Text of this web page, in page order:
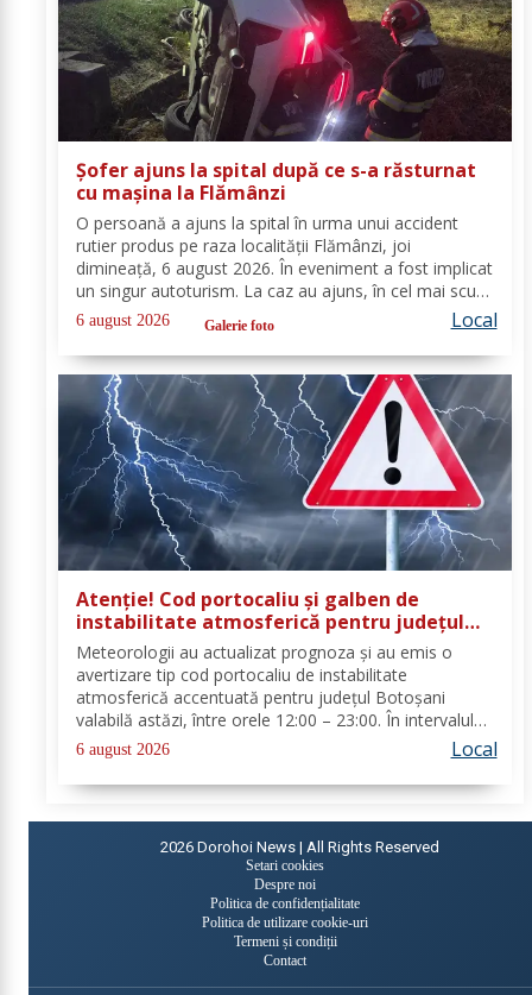
Șofer ajuns la spital după ce s-a răsturnat
cu mașina la Flămânzi
O persoană a ajuns la spital în urma unui accident
rutier produs pe raza localității Flămânzi, joi
dimineață, 6 august 2026. În eveniment a fost implicat
un singur autoturism. La caz au ajuns, în cel mai scurt
timp, pompierii din cadrul Punctului de Lucru Flămânzi,
cu o autospecială de stingere și...
6 august 2026 Galerie foto Local
Atenție! Cod portocaliu și galben de
instabilitate atmosferică pentru județul
Botoșani
Meteorologii au actualizat prognoza și au emis o
avertizare tip cod portocaliu de instabilitate
atmosferică accentuată pentru județul Botoșani
valabilă astăzi, între orele 12:00 – 23:00. În intervalul
menționat vor fi perioade cu instabilitate atmosferică
accentuată ce se va manifesta prin...
6 august 2026 Local
2026 Dorohoi News | All Rights Reserved
Setari cookies
Despre noi
Politica de confidențialitate
Politica de utilizare cookie-uri
Termeni și condiții
Contact